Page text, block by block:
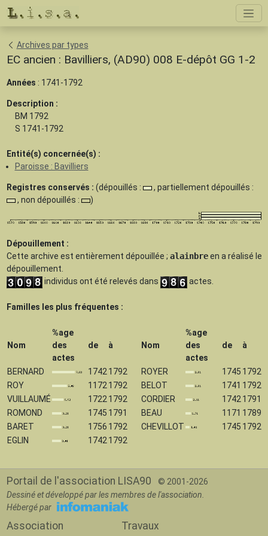
Archives par types
EC ancien : Bavilliers, (AD90) 008 E-dépôt GG 1-2
Années : 1741-1792
Description :
BM 1792
S 1741-1792
Entité(s) concernée(s) :
Paroisse : Bavilliers
Registres conservés : (dépouillés :
, partiellement dépouillés :
, non dépouillés :
)
Dépouillement :
Cette archive est entièrement dépouillée ; alainbreen a réalisé le
dépouillement.
individus ont été relevés dans
actes.
Familles les plus fréquentes :
Nom
%age
des
actes
de à
BERNARD 1742 1792
ROY
1172 1792
VUILLAUMÉ
1722 1792
ROMOND
1745 1791
BARET
1756 1792
EGLIN
1742 1792
Nom
%age
des
actes
de à
ROYER 1745 1792
BELOT
1741 1792
CORDIER
1742 1791
BEAU
1171 1789
CHEVILLOT
1745 1792
Portail de l'association LISA90
© 2001-2026
Dessiné et développé par les membres de l'association.
Hébergé par
Association Travaux